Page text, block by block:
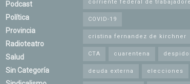
Podcast
Política
Provincia
Radioteatro
Salud
Sin Categoría
corriente federal de
COVID-19
cristina fernandez de kirchner
CTA cuarentena
deuda externa elecciones